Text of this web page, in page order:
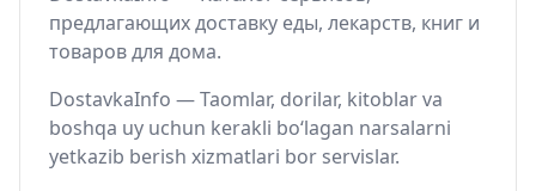
предлагающих доставку еды, лекарств, книг и
товаров для дома.
DostavkaInfo — Taomlar, dorilar, kitoblar va
boshqa uy uchun kerakli bo‘lagan narsalarni
yetkazib berish xizmatlari bor servislar.